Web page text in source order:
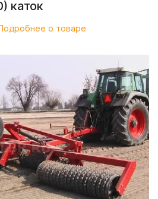
каток
о товаре